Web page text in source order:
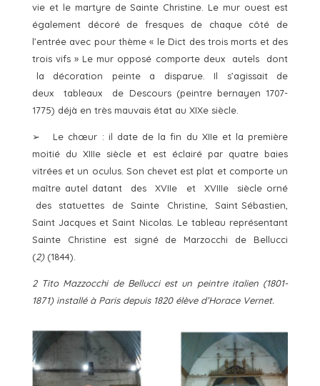
vie et le martyre de Sainte Christine. Le mur ouest est
également décoré de fresques de chaque côté de
l’entrée avec pour thème « le Dict des trois morts et des
trois vifs » Le mur opposé comporte deux autels dont
la décoration peinte a disparue. Il s’agissait de
deux tableaux de Descours (peintre bernayen 1707-
1775) déjà en très mauvais état au XIXe siècle.
➢ Le chœur : il date de la fin du XIIe et la première
moitié du XIIIe siècle et est éclairé par quatre baies
vitrées et un oculus. Son chevet est plat et comporte un
maître autel datant des XVIIe et XVIIIe siècle orné
des statuettes de Sainte Christine, Saint Sébastien,
Saint Jacques et Saint Nicolas. Le tableau représentant
Sainte Christine est signé de Marzocchi de Bellucci
(2) (1844).
2 Tito Mazzocchi de Bellucci est un peintre italien (1801-
1871) installé à Paris depuis 1820 élève d’Horace Vernet.